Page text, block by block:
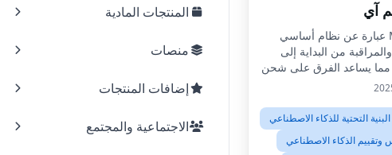
المنتجات المادية
منصات
إضافات المنتجات
الاجتماعية والمجتمع
آي
Maxim عبارة عن نظام أساسي
والمراقبة من البداية إلى
مما يساعد الفرق على شحن
الاصطناعي الخاصين
التحتية للذكاء الاصطناعي
وتقييم الذكاء الاصطناعي